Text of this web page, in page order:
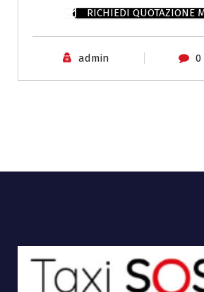
RICHIEDI QUOTAZIONE
admin 0